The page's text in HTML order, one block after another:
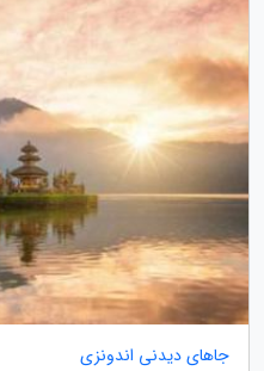
جاهای دیدنی اندونزی